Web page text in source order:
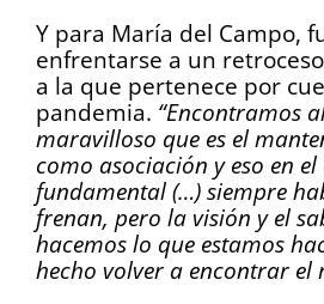
Y para María del Campo,
enfrentarse a un
a la que pertenece por
pandemia. “Encontramos
maravilloso que es el
como asociación y eso en
fundamental (…) siempre
frenan, pero la visión y el
hacemos lo que estamos
hecho volver a encontrar el